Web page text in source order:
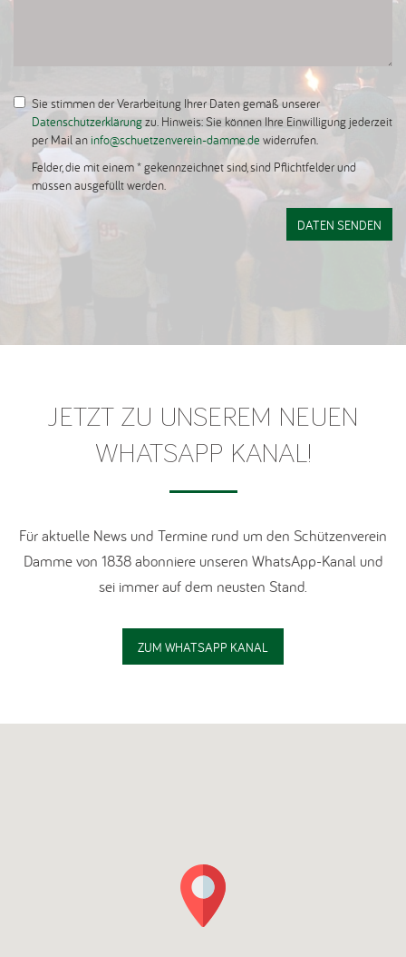
Sie stimmen der Verarbeitung Ihrer Daten gemäß unserer
Datenschutzerklärungzu. Hinweis: Sie können Ihre Einwilligung jederzeit
per Mail aninfo@schuetzenverein-damme.de widerrufen.
Felder, die mit einem * gekennzeichnet sind, sind Pflichtfelder und
müssen ausgefüllt werden.
JETZT ZU UNSEREM NEUEN
WHATSAPP KANAL!
Für aktuelle News und Termine rund um den Schützenverein
Damme von 1838 abonniere unseren WhatsApp-Kanal und
sei immer auf dem neusten Stand.
ZUM WHATSAPP KANAL